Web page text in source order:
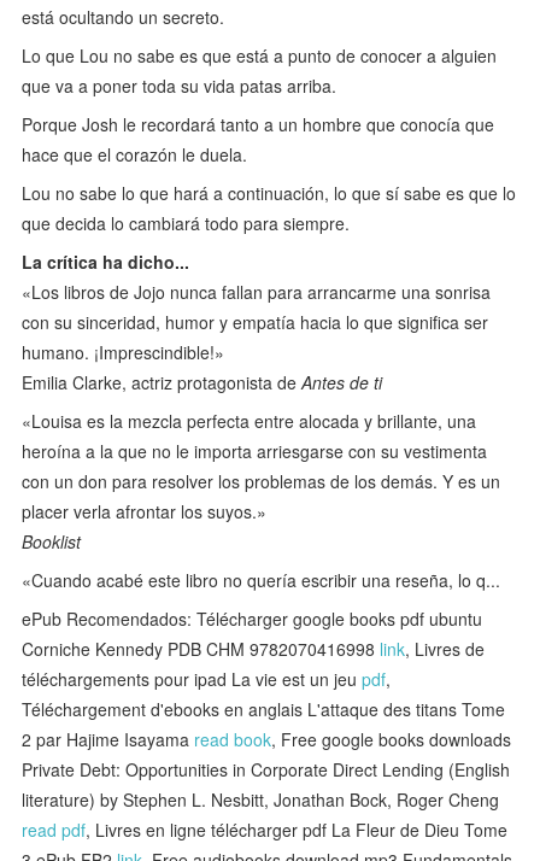
está ocultando un secreto.
Lo que Lou no sabe es que está a punto de conocer a alguien
que va a poner toda su vida patas arriba.
Porque Josh le recordará tanto a un hombre que conocía que
hace que el corazón le duela.
Lou no sabe lo que hará a continuación, lo que sí sabe es que lo
que decida lo cambiará todo para siempre.
La crítica ha dicho...
«Los libros de Jojo nunca fallan para arrancarme una sonrisa
con su sinceridad, humor y empatía hacia lo que significa ser
humano. ¡Imprescindible!»
Emilia Clarke, actriz protagonista de Antes de ti
«Louisa es la mezcla perfecta entre alocada y brillante, una
heroína a la que no le importa arriesgarse con su vestimenta
con un don para resolver los problemas de los demás. Y es un
placer verla afrontar los suyos.»
Booklist
«Cuando acabé este libro no quería escribir una reseña, lo q...
ePub Recomendados: Télécharger google books pdf ubuntu
Corniche Kennedy PDB CHM 9782070416998 link, Livres de
téléchargements pour ipad La vie est un jeupdf,
Téléchargement d'ebooks en anglais L'attaque des titans Tome
2 par Hajime Isayama read book, Free google books downloads
Private Debt: Opportunities in Corporate Direct Lending (English
literature) by Stephen L. Nesbitt, Jonathan Bock, Roger Cheng
read pdf, Livres en ligne télécharger pdf La Fleur de Dieu Tome